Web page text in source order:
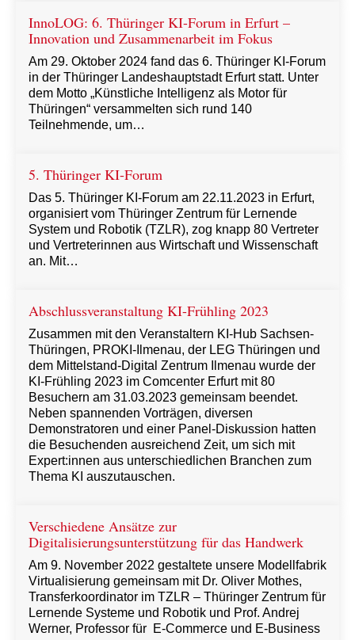
InnoLOG: 6. Thüringer KI-Forum in Erfurt –
Innovation und Zusammenarbeit im Fokus
Am 29. Oktober 2024 fand das 6. Thüringer KI-Forum
in der Thüringer Landeshauptstadt Erfurt statt. Unter
dem Motto „Künstliche Intelligenz als Motor für
Thüringen“ versammelten sich rund 140
Teilnehmende, um…
5. Thüringer KI-Forum
Das 5. Thüringer KI-Forum am 22.11.2023 in Erfurt,
organisiert vom Thüringer Zentrum für Lernende
System und Robotik (TZLR), zog knapp 80 Vertreter
und Vertreterinnen aus Wirtschaft und Wissenschaft
an. Mit…
Abschlussveranstaltung KI-Frühling 2023
Zusammen mit den Veranstaltern KI-Hub Sachsen-
Thüringen, PROKI-Ilmenau, der LEG Thüringen und
dem Mittelstand-Digital Zentrum Ilmenau wurde der
KI-Frühling 2023 im Comcenter Erfurt mit 80
Besuchern am 31.03.2023 gemeinsam beendet.
Neben spannenden Vorträgen, diversen
Demonstratoren und einer Panel-Diskussion hatten
die Besuchenden ausreichend Zeit, um sich mit
Expert:innen aus unterschiedlichen Branchen zum
Thema KI auszutauschen.
Verschiedene Ansätze zur
Digitalisierungsunterstützung für das Handwerk
Am 9. November 2022 gestaltete unsere Modellfabrik
Virtualisierung gemeinsam mit Dr. Oliver Mothes,
Transferkoordinator im TZLR – Thüringer Zentrum für
Lernende Systeme und Robotik und Prof. Andrej
Werner, Professor für E-Commerce und E-Business